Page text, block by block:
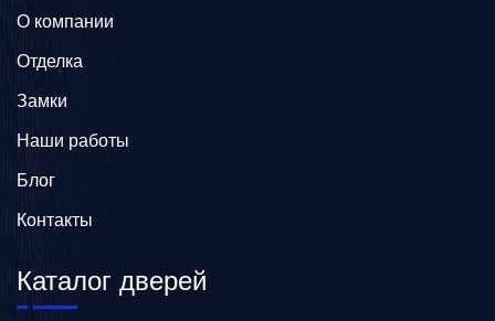
О компании
Отделка
Замки
Наши работы
Блог
Контакты
Каталог дверей